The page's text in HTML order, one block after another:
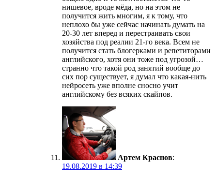
нишевое, вроде мёда, но на этом не
получится жить многим, я к тому, что
неплохо бы уже сейчас начинать думать на
20-30 лет вперед и перестраивать свои
хозяйства под реалии 21-го века. Всем не
получится стать блогерками и репетиторами
английского, хотя они тоже под угрозой…
странно что такой род занятий вообще до
сих пор существует, я думал что какая-нить
нейросеть уже вполне сносно учит
английскому без всяких скайпов.
Артем Краснов:
19.08.2019 в 14:39